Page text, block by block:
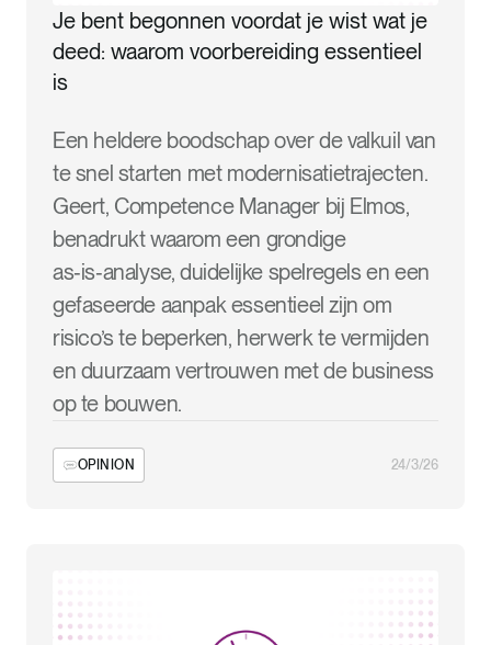
Je bent begonnen voordat je wist wat je
deed: waarom voorbereiding essentieel
is
Een heldere boodschap over de valkuil van
te snel starten met modernisatietrajecten.
Geert, Competence Manager bij Elmos,
benadrukt waarom een grondige
as‑is‑analyse, duidelijke spelregels en een
gefaseerde aanpak essentieel zijn om
risico’s te beperken, herwerk te vermijden
en duurzaam vertrouwen met de business
op te bouwen.
OPINION 24/3/26